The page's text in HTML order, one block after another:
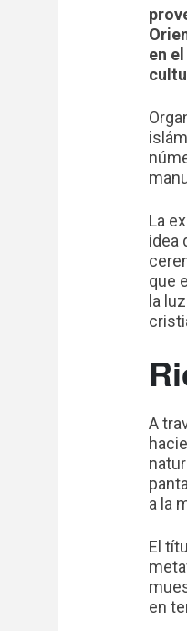
en
La
idea
que
la
A
a la
El
en